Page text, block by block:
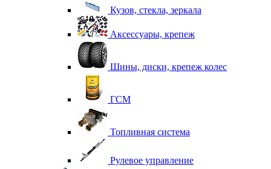
Кузов, стекла, зеркала
Аксессуары, крепеж
Шины, диски, крепеж колес
ГСМ
Топливная система
Рулевое управление